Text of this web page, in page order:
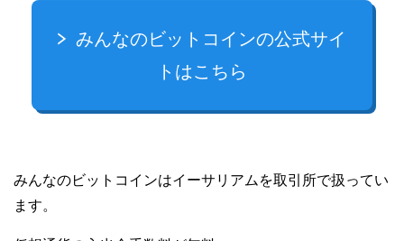
みんなのビットコインの公式サイ
トはこちら
みんなのビットコインはイーサリアムを取引所で扱ってい
ます。